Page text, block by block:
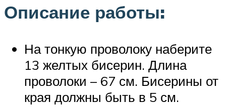
Описание работы:
На тонкую проволоку наберите
13 желтых бисерин. Длина
проволоки – 67 см. Бисерины от
края должны быть в 5 см.